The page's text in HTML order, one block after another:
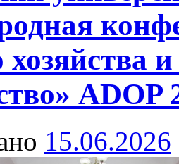
хозяйства
ADOP
15.06.2026